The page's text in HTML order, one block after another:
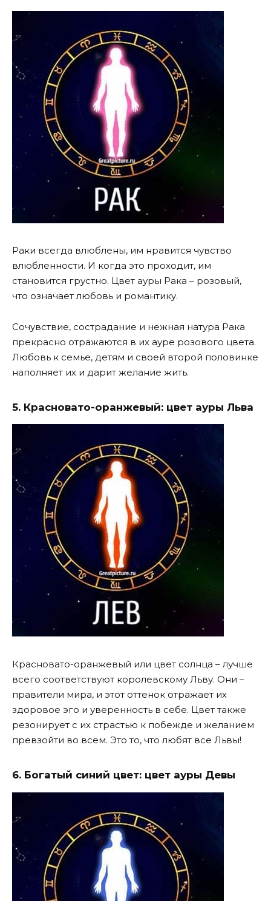
Раки всегда влюблены, им нравится чувство
влюбленности. И когда это проходит, им
становится грустно. Цвет ауры Рака – розовый,
что означает любовь и романтику.
Сочувствие, сострадание и нежная натура Рака
прекрасно отражаются в их ауре розового цвета.
Любовь к семье, детям и своей второй половинке
наполняет их и дарит желание жить.
5. Красновато-оранжевый: цвет ауры Льва
Красновато-оранжевый или цвет солнца – лучше
всего соответствуют королевскому Льву. Они –
правители мира, и этот оттенок отражает их
здоровое эго и уверенность в себе. Цвет также
резонирует с их страстью к побежде и желанием
превзойти во всем. Это то, что любят все Львы!
6. Богатый синий цвет: цвет ауры Девы